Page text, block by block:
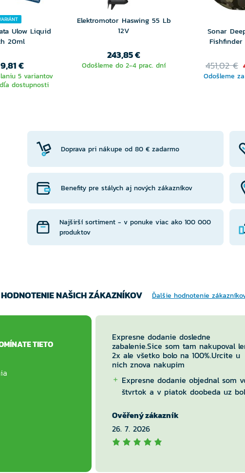
Ulow Liquid
20ml
€
5 variantov
dostupnosti
Elektromotor Haswing 55 Lb
12V
243,85 €
Odošleme do 2-4 prac. dní
Sonar
451,02 €
Odošleme
Doprava pri nákupe od 80 € zadarmo
Benefity pre stálych aj nových zákazníkov
Najširší sortiment - v ponuke viac ako 100 000
produktov
HODNOTENIE NAŠICH ZÁKAZNÍKOV Ďalšie hodnotenie
TIETO
Expresne dodanie dosledne
zabalenie.Sice som tam nakupoval
2x ale všetko bolo na 100%.Urcite u
nich znova nakupim
Expresne dodanie objednal som
štvrtok a v piatok doobeda uz bol
Nic
Ověřený zákazník
26. 7. 2026